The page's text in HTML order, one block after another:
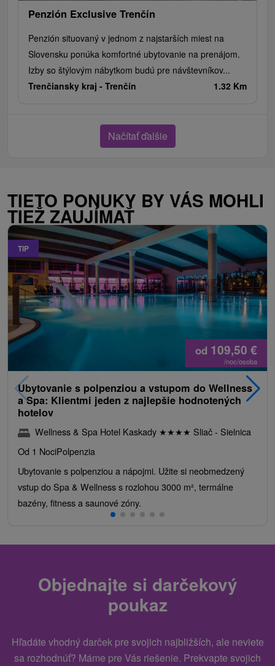
Penzión Exclusive Trenčín
Penzión situovaný v jednom z najstarších miest na
Slovensku ponúka komfortné ubytovanie na prenájom.
Izby so štýlovým nábytkom budú pre návštevníkov...
Trenčiansky kraj - Trenčín 1.32 Km
Načítať ďalšie
TIETO PONUKY BY VÁS MOHLI
TIEŽ ZAUJÍMAŤ
TIP
od 109,50 €
/noc/osoba
Ubytovanie s polpenziou a vstupom do Wellness
a Spa: Klientmi jeden z najlepšie hodnotených
hotelov
Wellness & Spa Hotel Kaskady ★★★★ Sliač - Sielnica
Od 1 NociPolpenzia
Ubytovanie s polpenziou a nápojmi. Užite si neobmedzený
vstup do Spa & Wellness s rozlohou 3000 m², termálne
bazény, fitness a saunové zóny.
Objednajte si darčekový
poukaz
Hľadáte vhodný darček pre svojich najbližších, ale neviete
sa rozhodnúť? Máme pre Vás riešenie. Prekvapte svojich